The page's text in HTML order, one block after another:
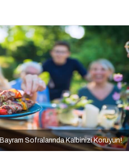
Bayram Sofralarında Kalbinizi Koruyun!